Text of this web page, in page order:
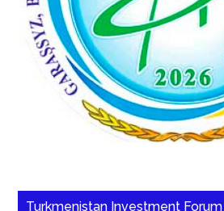
Turkmenistan Investment